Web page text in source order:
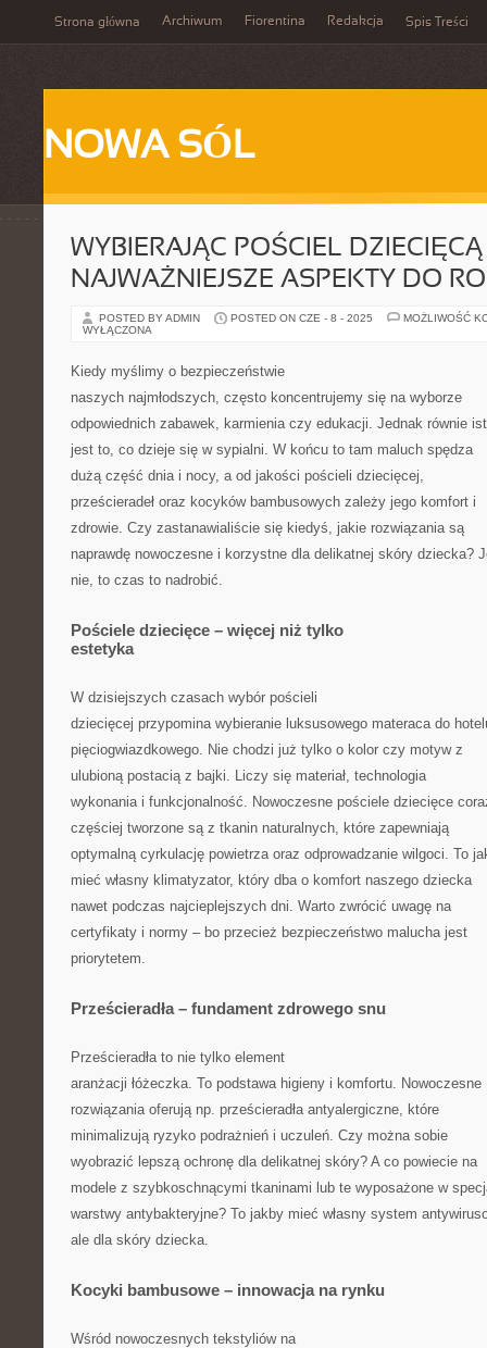
Strona główna Archiwum Fiorentina Redakcja Spis Treści
NOWA SÓL
WYBIERAJĄC POŚCIEL DZIECIĘCĄ
NAJWAŻNIEJSZE ASPEKTY DO
POSTED BY ADMIN POSTED ON CZE - 8 - 2025
MOŻLIWOŚĆ
WYŁĄCZONA
Kiedy myślimy o bezpieczeństwie
naszych najmłodszych, często koncentrujemy się na wyborze
odpowiednich zabawek, karmienia czy edukacji. Jednak równie
jest to, co dzieje się w sypialni. W końcu to tam maluch spędza
dużą część dnia i nocy, a od jakości pościeli dziecięcej,
prześcieradeł oraz kocyków bambusowych zależy jego komfort i
zdrowie. Czy zastanawialiście się kiedyś, jakie rozwiązania są
naprawdę nowoczesne i korzystne dla delikatnej skóry dziecka?
nie, to czas to nadrobić.
Pościele dziecięce – więcej niż tylko
estetyka
W dzisiejszych czasach wybór pościeli
dziecięcej przypomina wybieranie luksusowego materaca do
pięciogwiazdkowego. Nie chodzi już tylko o kolor czy motyw z
ulubioną postacią z bajki. Liczy się materiał, technologia
wykonania i funkcjonalność. Nowoczesne pościele dziecięce
częściej tworzone są z tkanin naturalnych, które zapewniają
optymalną cyrkulację powietrza oraz odprowadzanie wilgoci. To
mieć własny klimatyzator, który dba o komfort naszego dziecka
nawet podczas najcieplejszych dni. Warto zwrócić uwagę na
certyfikaty i normy – bo przecież bezpieczeństwo malucha jest
priorytetem.
Prześcieradła – fundament zdrowego snu
Prześcieradła to nie tylko element
aranżacji łóżeczka. To podstawa higieny i komfortu. Nowoczesne
rozwiązania oferują np. prześcieradła antyalergiczne, które
minimalizują ryzyko podrażnień i uczuleń. Czy można sobie
wyobrazić lepszą ochronę dla delikatnej skóry? A co powiecie na
modele z szybkoschnącymi tkaninami lub te wyposażone w
warstwy antybakteryjne? To jakby mieć własny system
ale dla skóry dziecka.
Kocyki bambusowe – innowacja na rynku
Wśród nowoczesnych tekstyliów na